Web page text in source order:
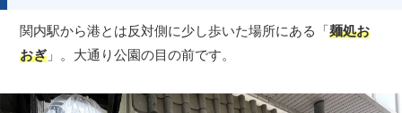
関内駅から港とは反対側に少し歩いた場所にある「麺処お
おぎ 」。大通り公園の目の前です。